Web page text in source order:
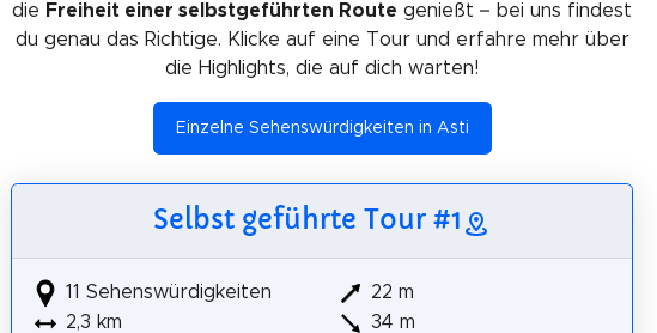
die Freiheit einer selbstgeführten Route genießt – bei uns findest
du genau das Richtige. Klicke auf eine Tour und erfahre mehr über
die Highlights, die auf dich warten!
Einzelne Sehenswürdigkeiten in Asti
Selbst geführte Tour #1
11 Sehenswürdigkeiten
2,3 km
22 m
34 m